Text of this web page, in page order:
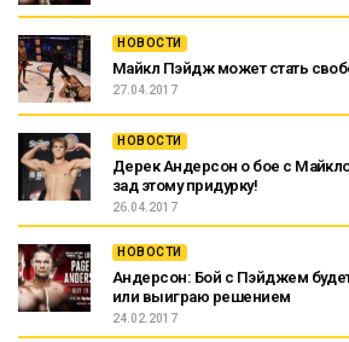
НОВОСТИ
Майкл Пэйдж может стать
27.04.2017
НОВОСТИ
Дерек Андерсон о бое с
зад этому придурку!
26.04.2017
НОВОСТИ
Андерсон: Бой с Пэйджем
или выиграю решением
24.02.2017